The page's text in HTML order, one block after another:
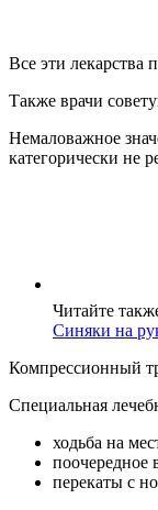
Все эти лекарства
Также врачи
Немаловажное
категорически не
Читайте
Синяки на
Компрессионный
Специальная
ходьба на
поочередное
перекаты с